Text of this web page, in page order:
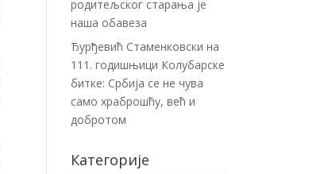
родитељског старања је
наша обавеза
Ђурђевић Стаменковски на
111. годишњици Колубарске
битке: Србија се не чува
само храброшћу, већ и
добротом
Категорије